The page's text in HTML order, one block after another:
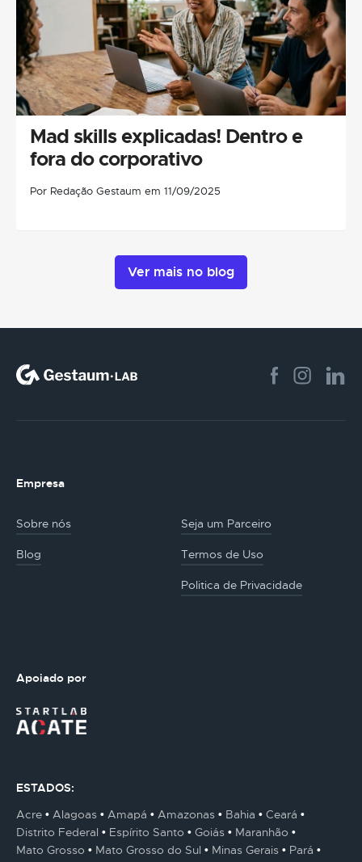
Mad skills explicadas! Dentro e
fora do corporativo
Por Redação Gestaum em 11/09/2025
Ver mais no blog
Empresa
Sobre nós Seja um Parceiro
Blog Termos de Uso
Politica de Privacidade
Apoiado por
ESTADOS:
Acre
Alagoas Amapá Amazonas Bahia
Ceará
Distrito Federal
Espírito Santo Goiás
Maranhão
Mato Grosso
Mato Grosso do Sul Minas Gerais
Pará